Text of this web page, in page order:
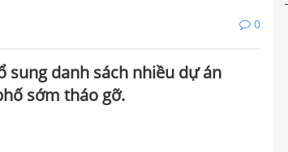
0
sung danh sách nhiều dự án
sớm tháo gỡ.